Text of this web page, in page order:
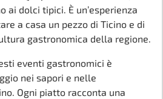
ai dolci tipici. È un’esperienza
a casa un pezzo di Ticino e di
gastronomica della regione.
eventi gastronomici è
nei sapori e nelle
Ogni piatto racconta una